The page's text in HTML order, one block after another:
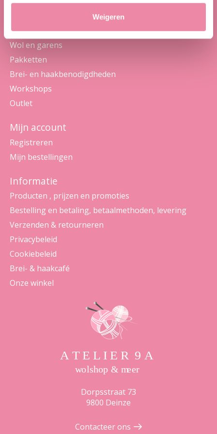
Weigeren
Categorieën
Wol en garens
Pakketten
Brei- en haakbenodigdheden
Workshops
Outlet
Mijn account
Registreren
Mijn bestellingen
Informatie
Producten , prijzen en promoties
Bestelling en betaling, betaalmethoden, levering
Verzenden & retourneren
Privacybeleid
Cookiebeleid
Brei- & haakcafé
Onze winkel
Dorpsstraat 73
9800 Deinze
Contacteer ons